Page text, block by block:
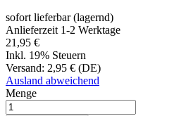
sofort lieferbar (lagernd)
Anlieferzeit 1-2 Werktage
21,95 €
Inkl. 19% Steuern
Versand: 2,95 € (DE)
Ausland abweichend
Menge